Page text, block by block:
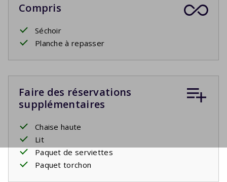
Compris
Séchoir
Planche à repasser
Faire des réservations
supplémentaires
Chaise haute
Lit
Paquet de serviettes
Paquet torchon